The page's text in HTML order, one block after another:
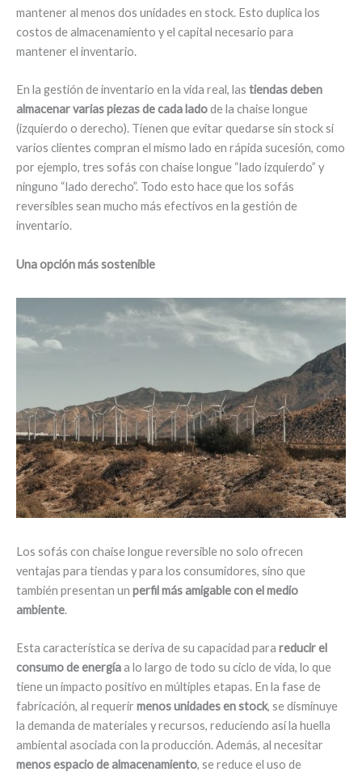
mantener al menos dos unidades en stock. Esto duplica los
costos de almacenamiento y el capital necesario para
mantener el inventario.
En la gestión de inventario en la vida real, las tiendas deben
almacenar varias piezas de cada ladode la chaise longue
(izquierdo o derecho). Tienen que evitar quedarse sin stock si
varios clientes compran el mismo lado en rápida sucesión, como
por ejemplo, tres sofás con chaise longue “lado izquierdo” y
ninguno “lado derecho”. Todo esto hace que los sofás
reversibles sean mucho más efectivos en la gestión de
inventario.
Una opción más sostenible
Los sofás con chaise longue reversible no solo ofrecen
ventajas para tiendas y para los consumidores, sino que
también presentan un perfil más amigable con el medio
ambiente.
Esta característica se deriva de su capacidad para reducir el
consumo de energíaa lo largo de todo su ciclo de vida, lo que
tiene un impacto positivo en múltiples etapas. En la fase de
fabricación, al requerir menos unidades en stock, se disminuye
la demanda de materiales y recursos, reduciendo así la huella
ambiental asociada con la producción. Además, al necesitar
menos espacio de almacenamiento, se reduce el uso de